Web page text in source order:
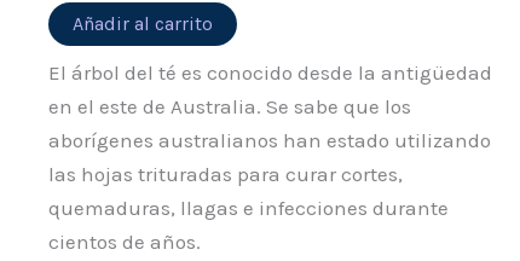
Añadir al carrito
El árbol del té es conocido desde la antigüedad
en el este de Australia. Se sabe que los
aborígenes australianos han estado utilizando
las hojas trituradas para curar cortes,
quemaduras, llagas e infecciones durante
cientos de años.